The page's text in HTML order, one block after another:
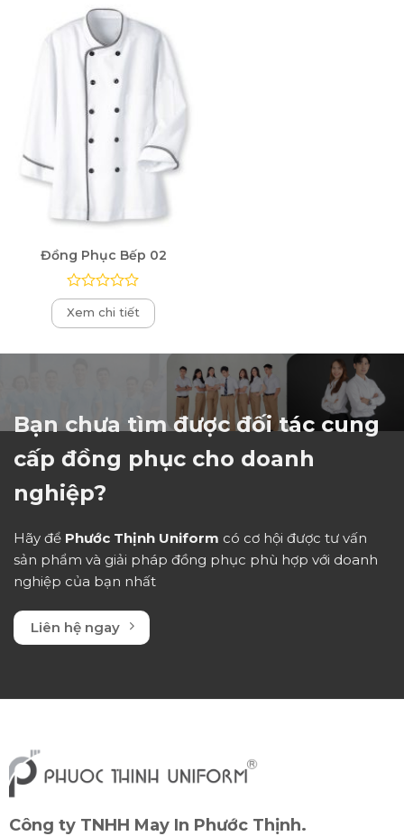
sao
Đồng Phục Bếp 02
Được
xếp
hạng
Xem chi tiết
Bạn chưa tìm được đối tác cung
cấp đồng phục cho doanh
nghiệp?
Hãy để Phước Thịnh Uniform có cơ hội được tư vấn
sản phẩm và giải pháp đồng phục phù hợp với doanh
nghiệp của bạn nhất
Liên hệ ngay
Công ty TNHH May In Phước Thịnh.